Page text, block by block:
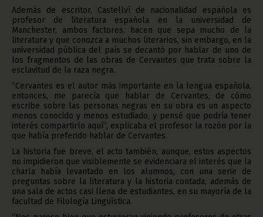
Además de escritor, Castellví de nacionalidad española es
profesor de literatura española en la universidad de
Manchester, ambos factores, hacen que sepa mucho de la
literatura y que conozca a muchos literarios, sin embargo, en la
universidad pública del país se decantó por hablar de uno de
los fragmentos de las obras de Cervantes que trata sobre la
esclavitud de la raza negra.
“Cervantes es el autor más importante en la lengua española,
entonces, me parecía que hablar de Cervantes, de cómo
escribe sobre las personas negras en su obra es un aspecto
menos conocido y menos estudiado, y pensé que podría tener
interés compartirlo aquí”, explicaba el profesor la rozón por la
que había preferido hablar de Cervantes.
La historia fue breve, el acto también, aunque, estos aspectos
no impidieron que visiblemente se evidenciara el interés que la
charla había levantado en los alumnos, con una serie de
preguntas sobre la literatura y la historia contada, además de
una sala de actos casi llena de estudiantes, en su mayoría de la
facultad de Filología Lingüística.